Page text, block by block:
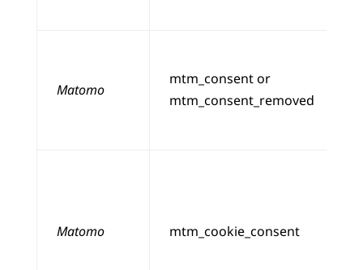
Matomo
mtm_consent or
mtm_consent_removed
Matomo mtm_cookie_consent